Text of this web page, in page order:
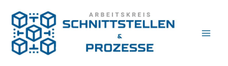
Inhalt
springen